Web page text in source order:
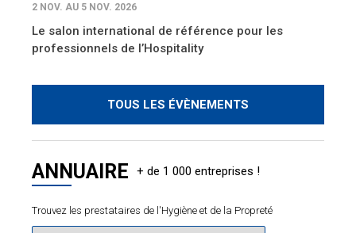
2 NOV. AU 5 NOV. 2026
Le salon international de référence pour les
professionnels de l’Hospitality
TOUS LES ÉVÈNEMENTS
ANNUAIRE
Trouvez les prestataires de l'Hygiène et de la Propreté